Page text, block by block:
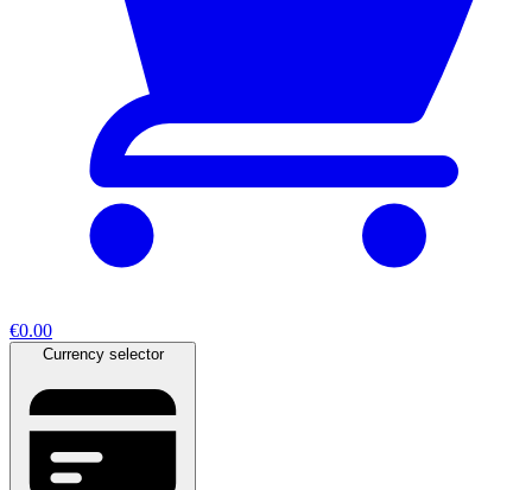
€0.00
Currency selector